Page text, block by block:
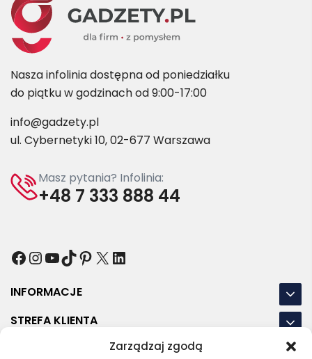
Zarządzaj zgodą
Nasza infolinia dostępna od poniedziałku
do piątku w godzinach od 9:00-17:00
info@gadzety.pl
ul. Cybernetyki 10, 02-677 Warszawa
Masz pytania? Infolinia:
+48 7 333 888 44
Facebook
Instagram
YouTube
TikTok
Pinterest
X LinkedIn
INFORMACJE
STREFA KLIENTA
NASZE LOKALIZACJE